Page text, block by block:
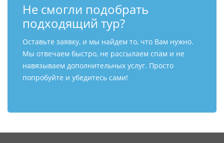
Не смогли подобрать
подходящий тур?
Оставьте заявку, и мы найдем то, что Вам нужно.
Мы отвечаем быстро, не рассылаем спам и не
навязываем дополнительных услуг. Просто
попробуйте и убедитесь сами!